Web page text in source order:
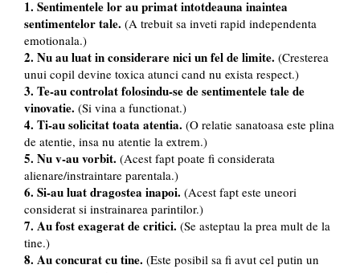
1. Sentimentele lor au primat intotdeauna inaintea
sentimentelor tale. (A trebuit sa inveti rapid independenta
emotionala.)
2. Nu au luat in considerare nici un fel de limite. (Cresterea
unui copil devine toxica atunci cand nu exista respect.)
3. Te-au controlat folosindu-se de sentimentele tale de
vinovatie. (Si vina a functionat.)
4. Ti-au solicitat toata atentia. (O relatie sanatoasa este plina
de atentie, insa nu atentie la extrem.)
5. Nu v-au vorbit. (Acest fapt poate fi considerata
alienare/instraintare parentala.)
6. Si-au luat dragostea inapoi. (Acest fapt este uneori
considerat si instrainarea parintilor.)
7. Au fost exagerat de critici. (Se asteptau la prea mult de la
tine.)
8. Au concurat cu tine. (Este posibil sa fi avut cel putin un